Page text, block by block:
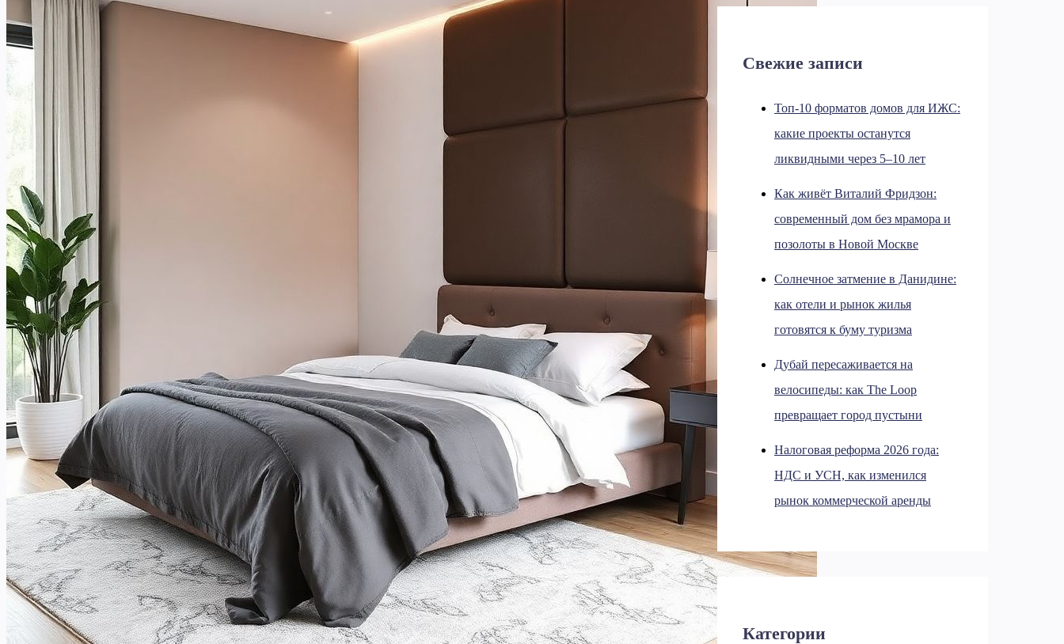
Свежие записи
Топ-10 форматов домов для ИЖС:
какие проекты останутся
ликвидными через 5–10 лет
Как живёт Виталий Фридзон:
современный дом без мрамора и
позолоты в Новой Москве
Солнечное затмение в Данидине:
как отели и рынок жилья
готовятся к буму туризма
Дубай пересаживается на
велосипеды: как The Loop
превращает город пустыни
Налоговая реформа 2026 года:
НДС и УСН, как изменился
рынок коммерческой аренды
Категории